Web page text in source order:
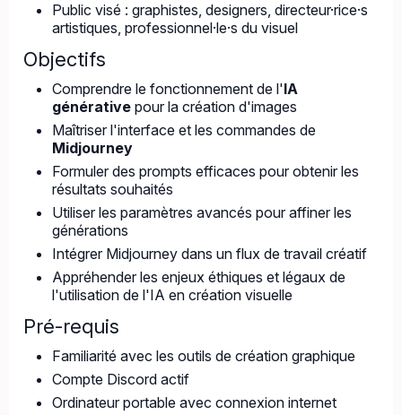
Public visé : graphistes, designers, directeur·rice·s
artistiques, professionnel·le·s du visuel
Objectifs
Comprendre le fonctionnement de l'IA
générative pour la création d'images
Maîtriser l'interface et les commandes de
Midjourney
Formuler des prompts efficaces pour obtenir les
résultats souhaités
Utiliser les paramètres avancés pour affiner les
générations
Intégrer Midjourney dans un flux de travail créatif
Appréhender les enjeux éthiques et légaux de
l'utilisation de l'IA en création visuelle
Pré-requis
Familiarité avec les outils de création graphique
Compte Discord actif
Ordinateur portable avec connexion internet